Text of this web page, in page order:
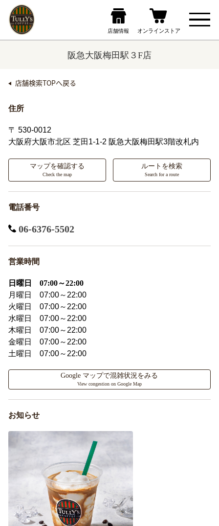
阪急大阪梅田駅３F店
店舗検索TOPへ戻る
住所
〒 530-0012
大阪府大阪市北区芝田1-1-2 阪急大阪梅田駅3階改札内
マップを確認する
Check the map
ルートを検索
Search for a route
電話番号
06-6376-5502
営業時間
日曜日 07:00～22:00
月曜日 07:00～22:00
火曜日 07:00～22:00
水曜日 07:00～22:00
木曜日 07:00～22:00
金曜日 07:00～22:00
土曜日 07:00～22:00
Google マップで混雑状況をみる
View congestion on Google Map
お知らせ